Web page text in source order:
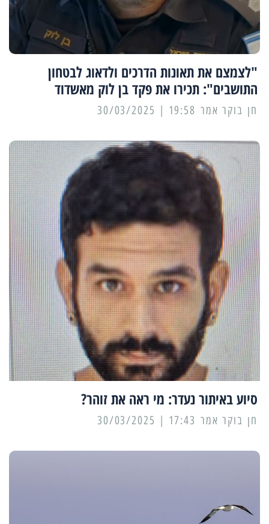
"לצמצם את תאונות הדרכים ולדאוג לבטחון
התושבים": תכירו את פקד בן לוק מאשדוד
19:58 | 30/03/2025
סיוע באיתור נעדר: מי ראה את זוהר?
17:43 | 30/03/2025